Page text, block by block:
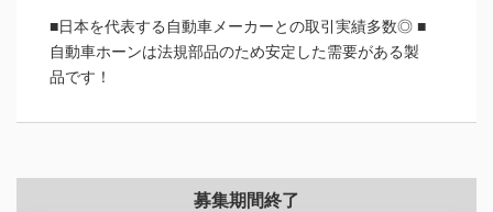
■日本を代表する自動車メーカーとの取引実績多数◎ ■
自動車ホーンは法規部品のため安定した需要がある製
品です！
募集期間終了